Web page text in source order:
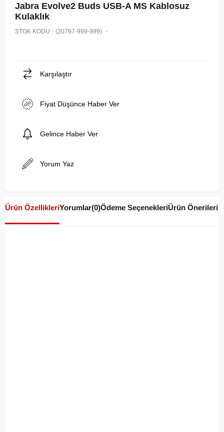
Jabra Evolve2 Buds USB-A MS Kablosuz
Kulaklık
STOK KODU (20797-999-999)
Karşılaştır
Fiyat Düşünce Haber Ver
Gelince Haber Ver
Yorum Yaz
Ürün ÖzellikleriYorumlar(0)Ödeme SeçenekleriÜrün Önerileri